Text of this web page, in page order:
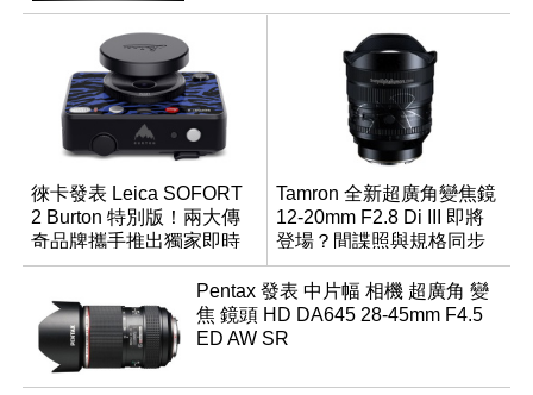
徠卡發表 Leica SOFORT
2 Burton 特別版！兩大傳
奇品牌攜手推出獨家即時
成像相機
Tamron 全新超廣角變焦鏡
12-20mm F2.8 Di III 即將
登場？間諜照與規格同步
流出
Pentax 發表 中片幅 相機 超廣角 變
焦 鏡頭 HD DA645 28-45mm F4.5
ED AW SR